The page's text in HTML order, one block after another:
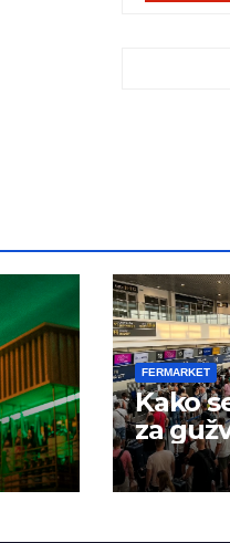
FERMARKET
Kako
za